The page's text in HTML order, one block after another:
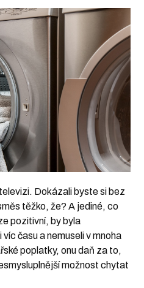
Dokázali byste si bez
těžko, že? A jediné, co
pozitivní, by byla
času a nemuseli v mnoha
poplatky, onu daň za to,
možnost chytat